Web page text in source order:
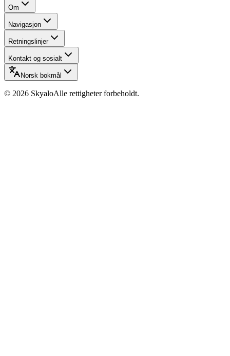
Om
Navigasjon
Retningslinjer
Kontakt og sosialt
Norsk bokmål
© 2026 SkyaloAlle rettigheter forbeholdt.